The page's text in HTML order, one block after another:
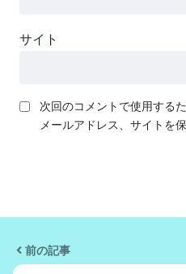
サイト
次回のコメントで使用する
メールアドレス、サイトを保
前の記事